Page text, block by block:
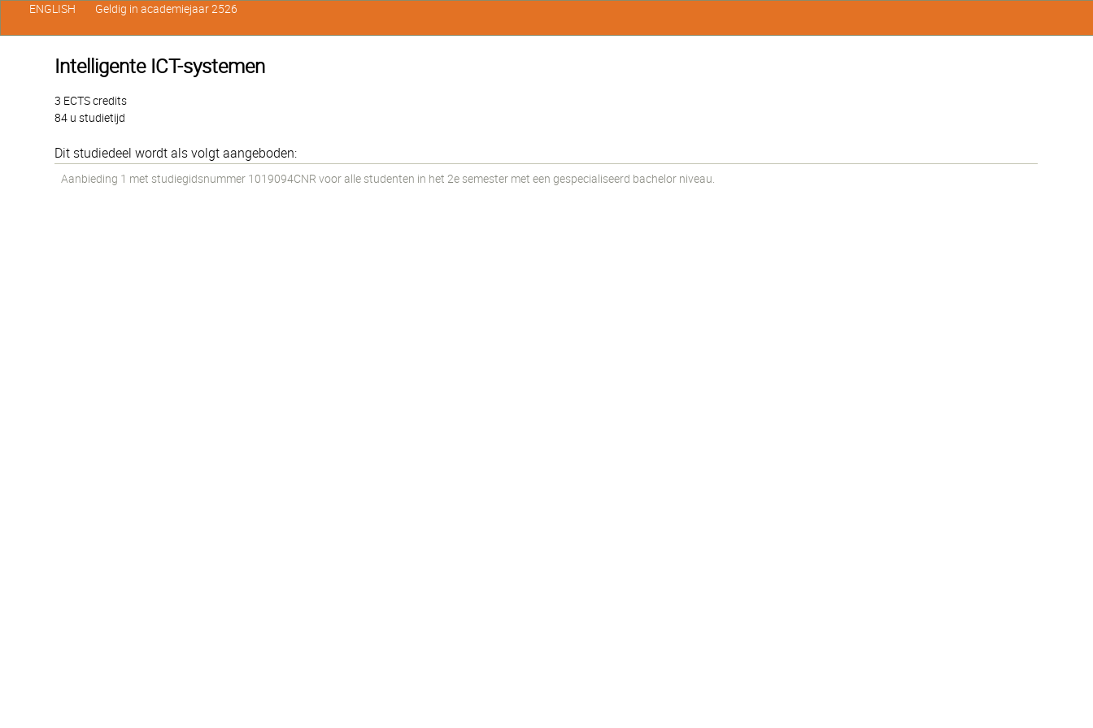
Intelligente ICT-systemen
3 ECTS credits
84 u studietijd
Dit studiedeel wordt als volgt aangeboden:
Aanbieding 1 met studiegidsnummer 1019094CNR voor alle studenten in het 2e semester met een gespecialiseerd bachelor niveau.
ENGLISH Geldig in academiejaar 2526